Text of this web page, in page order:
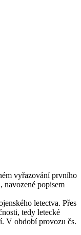
vyřazování prvního
navozené popisem
letectva. Přes
tedy letecké
V období provozu čs.